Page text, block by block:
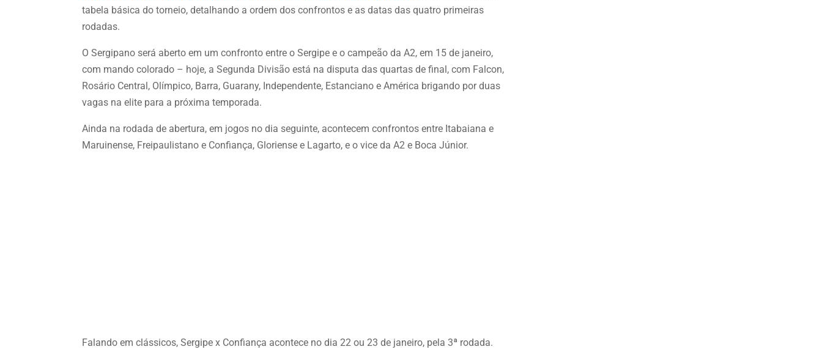
tabela básica do torneio, detalhando a ordem dos confrontos e as datas das quatro primeiras
rodadas.
O Sergipano será aberto em um confronto entre o Sergipe e o campeão da A2, em 15 de janeiro,
com mando colorado – hoje, a Segunda Divisão está na disputa das quartas de final, com Falcon,
Rosário Central, Olímpico, Barra, Guarany, Independente, Estanciano e América brigando por duas
vagas na elite para a próxima temporada.
Ainda na rodada de abertura, em jogos no dia seguinte, acontecem confrontos entre Itabaiana e
Maruinense, Freipaulistano e Confiança, Gloriense e Lagarto, e o vice da A2 e Boca Júnior.
Falando em clássicos, Sergipe x Confiança acontece no dia 22 ou 23 de janeiro, pela 3ª rodada.